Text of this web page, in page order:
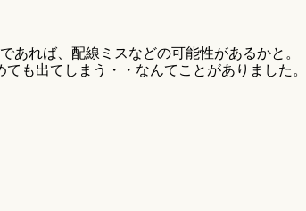
あれば、配線ミスなどの可能性があるかと。
も出てしまう・・なんてことがありました。